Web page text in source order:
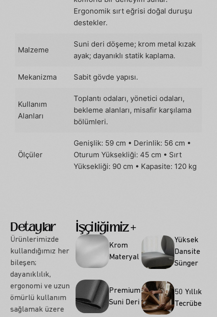
Ergonomik sırt eğrisi doğal duruşu
destekler.
Malzeme
Suni deri döşeme; krom metal kızak
ayak; dayanıklı statik kaplama.
Mekanizma Sabit gövde yapısı.
Kullanım
Alanları
Toplantı odaları, yönetici odaları,
bekleme alanları, misafir karşılama
bölümleri.
Ölçüler
Genişlik: 59 cm • Derinlik: 56 cm •
Oturum Yüksekliği: 45 cm • Sırt
Yüksekliği: 90 cm • Kapasite: 120 kg
Detaylar
Ürünlerimizde
kullandığımız her
bileşen;
dayanıklılık,
ergonomi ve uzun
ömürlü kullanım
sağlamak üzere
İşçiliğimiz
Krom
Materyal
Premium
Suni Deri
Yüksek
Dansite
Sünger
50 Yıllık
Tecrübe